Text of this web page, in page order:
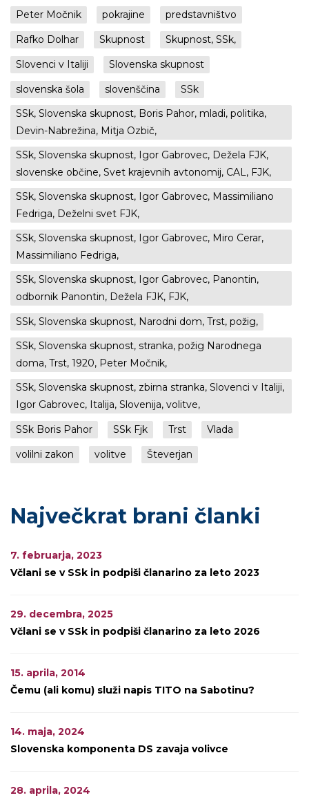
Peter Močnik
pokrajine
predstavništvo
Rafko Dolhar
Skupnost
Skupnost, SSk,
Slovenci v Italiji
Slovenska skupnost
slovenska šola
slovenščina
SSk
SSk, Slovenska skupnost, Boris Pahor, mladi, politika,
Devin-Nabrežina, Mitja Ozbič,
SSk, Slovenska skupnost, Igor Gabrovec, Dežela FJK,
slovenske občine, Svet krajevnih avtonomij, CAL, FJK,
SSk, Slovenska skupnost, Igor Gabrovec, Massimiliano
Fedriga, Deželni svet FJK,
SSk, Slovenska skupnost, Igor Gabrovec, Miro Cerar,
Massimiliano Fedriga,
SSk, Slovenska skupnost, Igor Gabrovec, Panontin,
odbornik Panontin, Dežela FJK, FJK,
SSk, Slovenska skupnost, Narodni dom, Trst, požig,
SSk, Slovenska skupnost, stranka, požig Narodnega
doma, Trst, 1920, Peter Močnik,
SSk, Slovenska skupnost, zbirna stranka, Slovenci v Italiji,
Igor Gabrovec, Italija, Slovenija, volitve,
SSk Boris Pahor
SSk Fjk Trst
Vlada
volilni zakon
volitve Števerjan
Največkrat brani članki
7. februarja, 2023
Včlani se v SSk in podpiši članarino za leto 2023
29. decembra, 2025
Včlani se v SSk in podpiši članarino za leto 2026
15. aprila, 2014
Čemu (ali komu) služi napis TITO na Sabotinu?
14. maja, 2024
Slovenska komponenta DS zavaja volivce
28. aprila, 2024